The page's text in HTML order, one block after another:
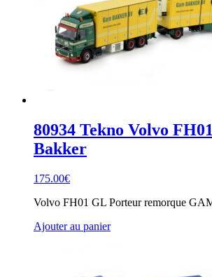
80934 Tekno Volvo
Bakker
175.00€
Volvo FH01 GL Porteur remorque
Ajouter au panier